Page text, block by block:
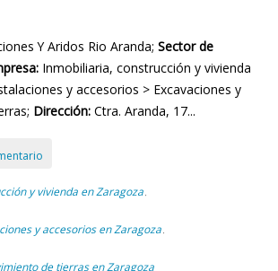
Y Aridos Rio Aranda; Sector de
Inmobiliaria, construcción y vivienda
y accesorios > Excavaciones y
Dirección: Ctra. Aranda, 17...
y vivienda en Zaragoza ,
y accesorios en Zaragoza ,
de tierras en Zaragoza